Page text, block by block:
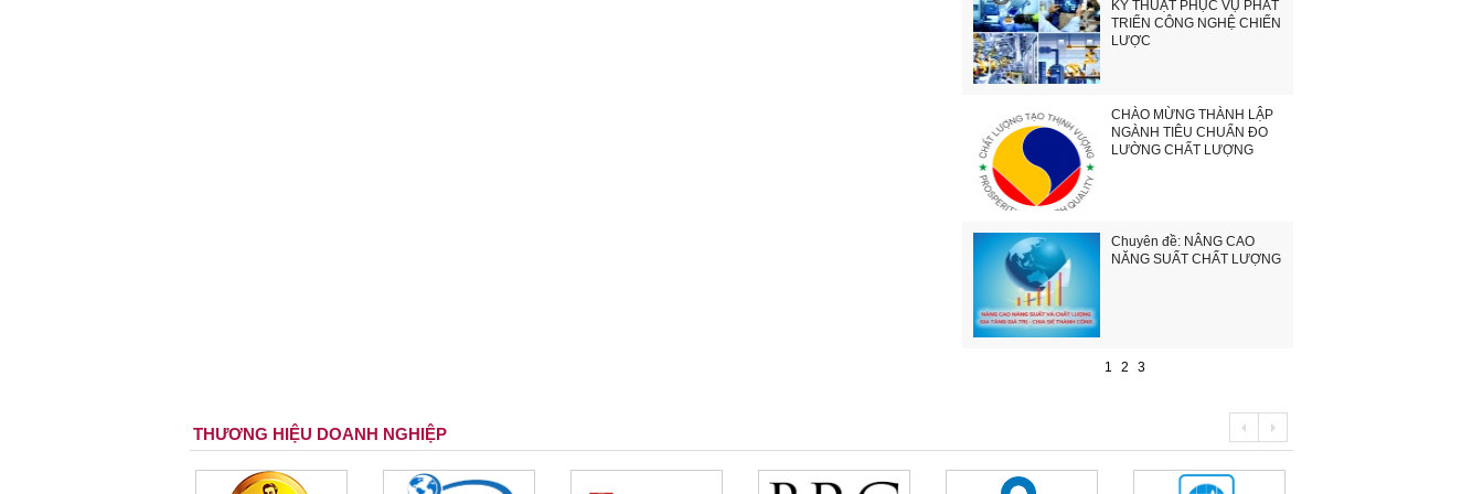
KỸ THUẬT PHỤC VỤ PHÁT
TRIỂN CÔNG NGHỆ CHIẾN
LƯỢC
CHÀO MỪNG THÀNH LẬP
NGÀNH TIÊU CHUẨN ĐO
LƯỜNG CHẤT LƯỢNG
Chuyên đề: NÂNG CAO
NĂNG SUẤT CHẤT LƯỢNG
1 2 3
THƯƠNG HIỆU DOANH NGHIỆP